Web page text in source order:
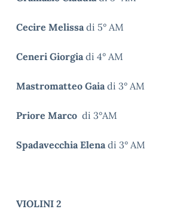
Cecire Melissadi 5° AM
Ceneri Giorgiadi 4° AM
Mastromatteo Gaiadi 3° AM
Priore Marco di 3°AM
Spadavecchia Elenadi 3° AM
VIOLINI 2